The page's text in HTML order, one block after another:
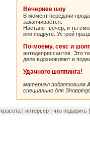
Вечернее шоу
В момент передачи
заканчивается.
Настанет вечер, и ты
или подруге. Устрой
По-моему, секс и
антидеприссантов. Это
деле вдохновляют и
Удачного шоппинга!
материал подготовила
специально для
красота | интерьер | что подарить